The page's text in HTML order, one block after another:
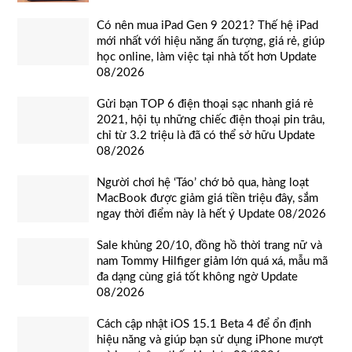
Có nên mua iPad Gen 9 2021? Thế hệ iPad
mới nhất với hiệu năng ấn tượng, giá rẻ, giúp
học online, làm việc tại nhà tốt hơn Update
08/2026
Gửi bạn TOP 6 điện thoại sạc nhanh giá rẻ
2021, hội tụ những chiếc điện thoại pin trâu,
chỉ từ 3.2 triệu là đã có thể sở hữu Update
08/2026
Người chơi hệ ‘Táo’ chớ bỏ qua, hàng loạt
MacBook được giảm giá tiền triệu đây, sắm
ngay thời điểm này là hết ý Update 08/2026
Sale khủng 20/10, đồng hồ thời trang nữ và
nam Tommy Hilfiger giảm lớn quá xá, mẫu mã
đa dạng cùng giá tốt không ngờ Update
08/2026
Cách cập nhật iOS 15.1 Beta 4 để ổn định
hiệu năng và giúp bạn sử dụng iPhone mượt